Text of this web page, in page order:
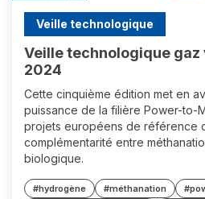
Veille technologique
Veille technologique
2024
Cette cinquième édition met en
puissance de la filière Power-to-
projets européens de référence
complémentarité entre
biologique.
#hydrogène #méthanation